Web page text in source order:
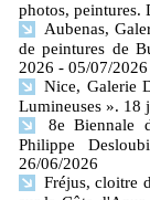
photos, peintures.
Aubenas,
de peintures de
2026 - 05/07/2026
Nice, Galerie
Lumineuses ». 18
8e Biennale
Philippe
26/06/2026
Fréjus, cloitre